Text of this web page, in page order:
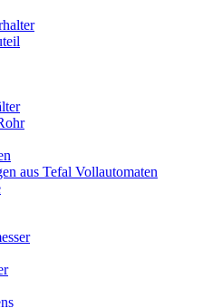
aus Tefal Vollautomaten